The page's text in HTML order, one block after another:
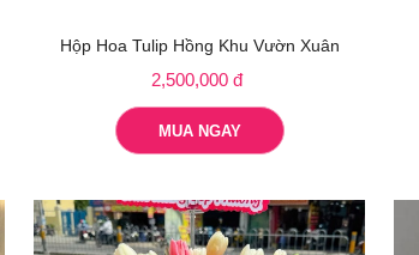
Hộp Hoa Tulip Hồng Khu Vườn Xuân
2,500,000 đ
MUA NGAY